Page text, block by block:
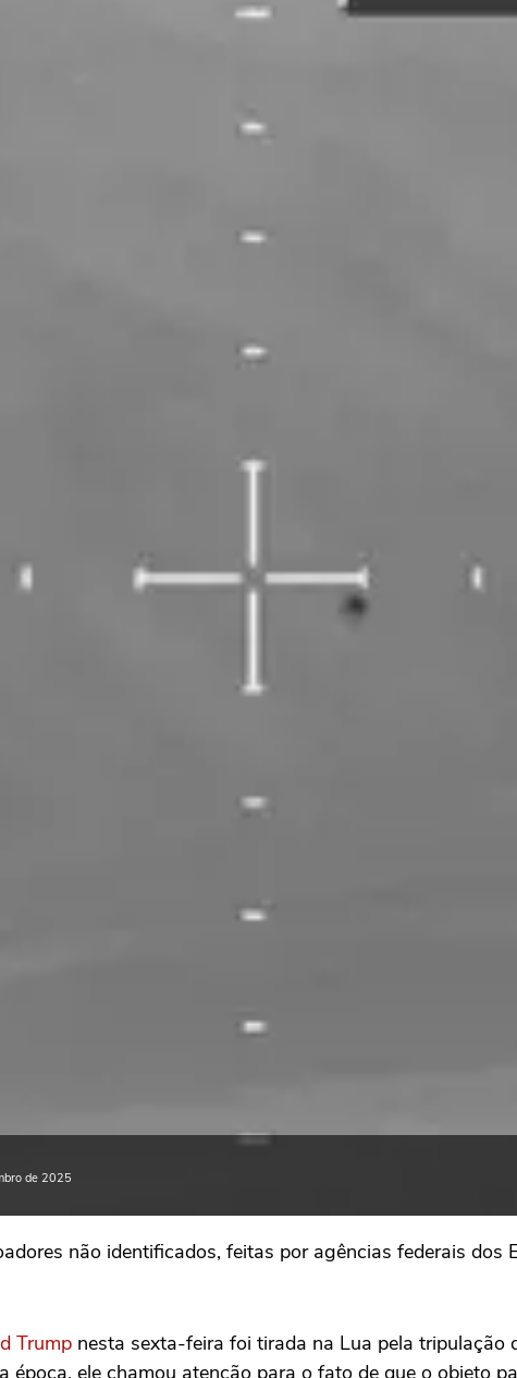
de 2025
não identificados, feitas por agências federais dos
Trump nesta sexta-feira foi tirada na Lua pela